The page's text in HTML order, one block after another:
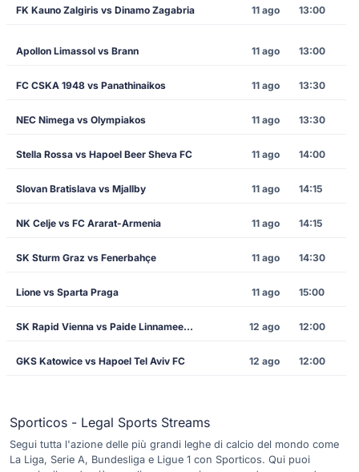
FK Kauno Zalgiris vs Dinamo Zagabria 11 ago 13:00
Apollon Limassol vs Brann 11 ago 13:00
FC CSKA 1948 vs Panathinaikos 11 ago 13:30
NEC Nimega vs Olympiakos 11 ago 13:30
Stella Rossa vs Hapoel Beer Sheva FC 11 ago 14:00
Slovan Bratislava vs Mjallby 11 ago 14:15
NK Celje vs FC Ararat-Armenia 11 ago 14:15
SK Sturm Graz vs Fenerbahçe 11 ago 14:30
Lione vs Sparta Praga 11 ago 15:00
SK Rapid Vienna vs Paide Linnameeskond 12 ago 12:00
GKS Katowice vs Hapoel Tel Aviv FC 12 ago 12:00
Sporticos - Legal Sports Streams
Segui tutta l'azione delle più grandi leghe di calcio del mondo come
La Liga, Serie A, Bundesliga e Ligue 1 con Sporticos. Qui puoi